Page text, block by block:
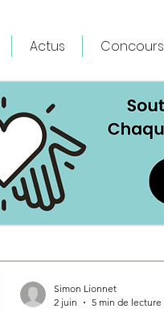
Actus Concours
Simon Lionnet
2 juin
5 min de lecture